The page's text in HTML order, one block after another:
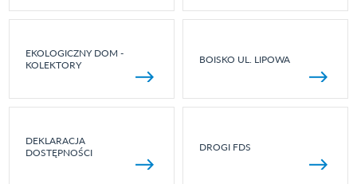
EKOLOGICZNY DOM -
KOLEKTORY
BOISKO UL. LIPOWA
DEKLARACJA
DOSTĘPNOŚCI
DROGI FDS